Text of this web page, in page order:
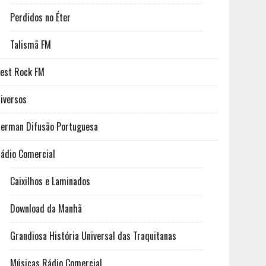
Perdidos no Éter
Talismã FM
Rock FM
Difusão Portuguesa
Comercial
Caixilhos e Laminados
Download da Manhã
Grandiosa História Universal das Traquitanas